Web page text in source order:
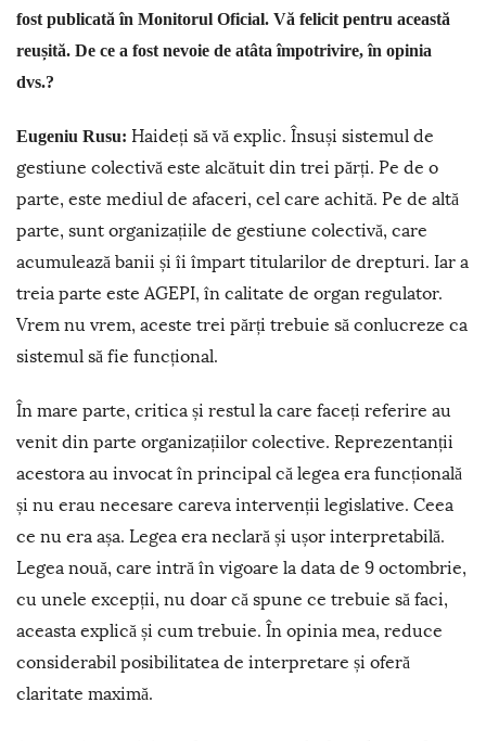
fost publicată în Monitorul Oficial. Vă felicit pentru această
reușită. De ce a fost nevoie de atâta împotrivire, în opinia
dvs.?
Eugeniu Rusu: Haideți să vă explic. Însuși sistemul de
gestiune colectivă este alcătuit din trei părți. Pe de o
parte, este mediul de afaceri, cel care achită. Pe de altă
parte, sunt organizațiile de gestiune colectivă, care
acumulează banii și îi împart titularilor de drepturi. Iar a
treia parte este AGEPI, în calitate de organ regulator.
Vrem nu vrem, aceste trei părți trebuie să conlucreze ca
sistemul să fie funcțional.
În mare parte, critica și restul la care faceți referire au
venit din parte organizațiilor colective. Reprezentanții
acestora au invocat în principal că legea era funcțională
și nu erau necesare careva intervenții legislative. Ceea
ce nu era așa. Legea era neclară și ușor interpretabilă.
Legea nouă, care intră în vigoare la data de 9 octombrie,
cu unele excepții, nu doar că spune ce trebuie să faci,
aceasta explică și cum trebuie. În opinia mea, reduce
considerabil posibilitatea de interpretare și oferă
claritate maximă.